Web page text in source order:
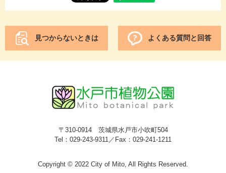
見つからないときは よくある質問と回答
〒310-0914 茨城県水戸市小吹町504
Tel：029-243-9311／Fax：029-241-1211
Copyright © 2022 City of Mito, All Rights Reserved.